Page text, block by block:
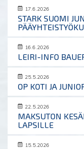
17.6.2026
STARK SUOMI
16.6.2026
LEIRI-INFO
25.5.2026
OP KOTI JA
22.5.2026
MAKSUTON
LAPSILLE
15.5.2026